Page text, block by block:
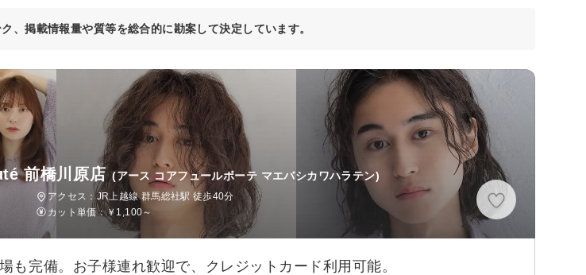
、掲載情報量や質等を総合的に勘案して決定しています。
前橋川原店 (アース コアフュールボーテ マエバシカワハラテン)
アクセス：JR上越線 群馬総社駅 徒歩40分
カット単価：￥1,100～
も完備。お子様連れ歓迎で、クレジットカード利用可能。